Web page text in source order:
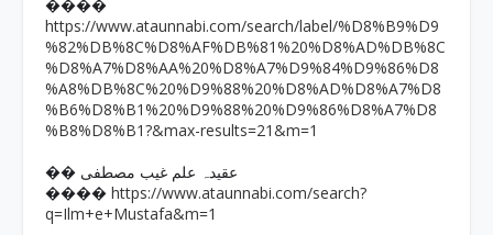
����
https://www.ataunnabi.com/search/label/%D8%B9%D9
%82%DB%8C%D8%AF%DB%81%20%D8%AD%DB%8C
%D8%A7%D8%AA%20%D8%A7%D9%84%D9%86%D8
%A8%DB%8C%20%D9%88%20%D8%AD%D8%A7%D8
%B6%D8%B1%20%D9%88%20%D9%86%D8%A7%D8
%B8%D8%B1?&max-results=21&m=1
�� عقیدہ علم غیب مصطفی
���� https://www.ataunnabi.com/search?
q=Ilm+e+Mustafa&m=1